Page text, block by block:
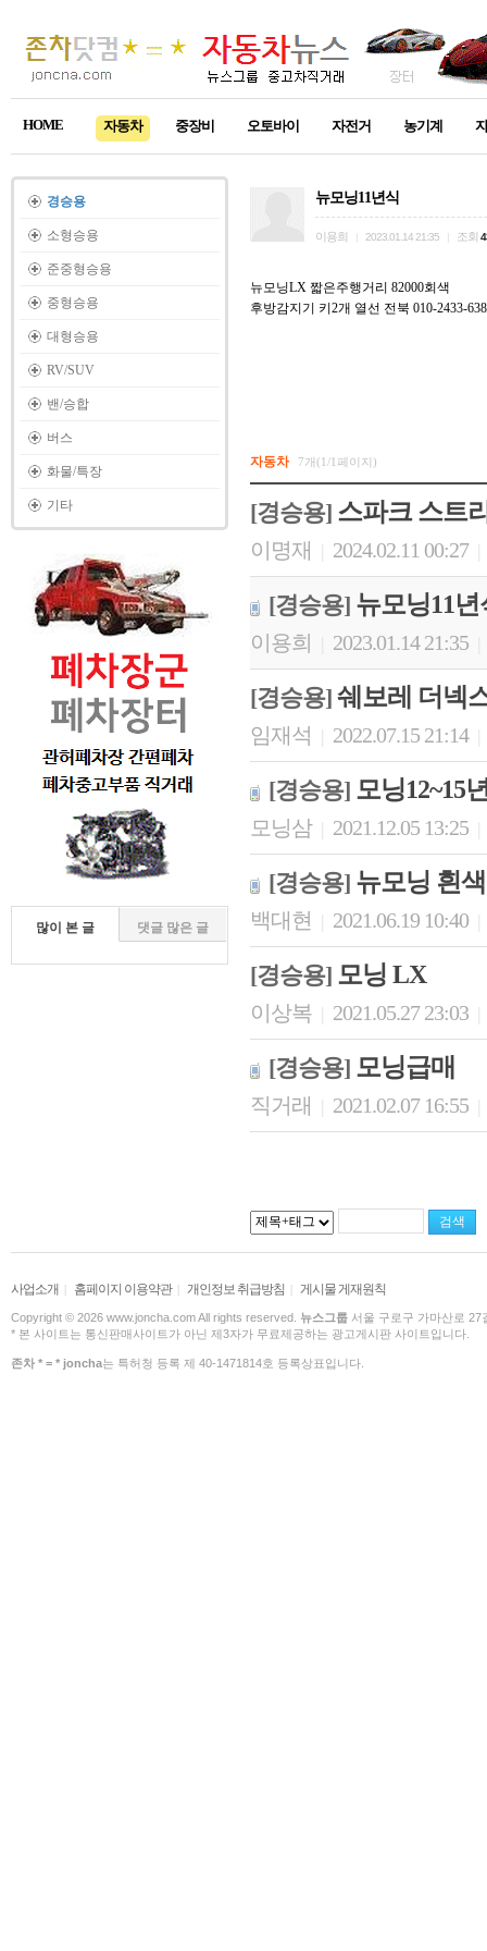
HOME 자동차 중장비 오토바이 자전거 농기계
경승용
소형승용
준중형승용
중형승용
대형승용
RV/SUV
밴/승합
버스
화물/특장
기타
많이 본 글 댓글 많은 글
뉴모닝11년식
이용희 2023.01.14 21:35 조회
뉴모닝LX 짧은주행거리 82000회색
후방감지기 키2개 열선 전북 010-2433-
자동차 7개(1/1페이지)
[경승용] 스파크 스트
이명재 2024.02.11 00:27
[경승용] 뉴모닝11년
이용희 2023.01.14 21:35
[경승용] 쉐보레 더넥
임재석 2022.07.15 21:14
[경승용] 모닝12~15
모닝삼 2021.12.05 13:25
[경승용] 뉴모닝 흰
백대현 2021.06.19 10:40
[경승용] 모닝 LX
이상복 2021.05.27 23:03
[경승용] 모닝급매
직거래 2021.02.07 16:55
사업소개 | 홈페이지 이용약관| 개인정보 취급방침 | 게시물 게재원칙
Copyright © 2026 www.joncha.com All rights reserved. 뉴스그룹 서울 구로구 가마산로
* 본 사이트는 통신판매사이트가 아닌 제3자가 무료제공하는 광고게시판 사이트입니다.
존차 * = * joncha는 특허청 등록 제 40-1471814호 등록상표입니다.